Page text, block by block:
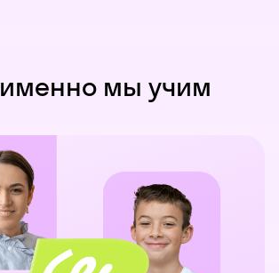
мы учим